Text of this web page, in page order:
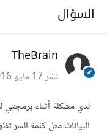
السؤال
TheBrain
نشر17 مايو 2016
لدي مشكلة أثناء
البيانات مثل كلمة السر